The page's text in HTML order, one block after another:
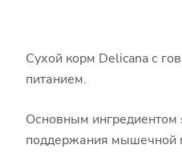
Сухой корм Delicana с
питанием.
Основным ингредиентом
поддержания мышечной